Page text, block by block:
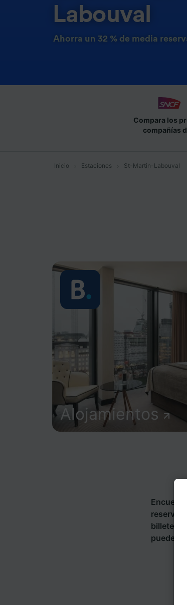
Labouval
Ahorra un 32 % de media
Compara los
compañías
Inicio Estaciones St-Martin-Labouval
Alojamientos
reserva
billetes
puedes